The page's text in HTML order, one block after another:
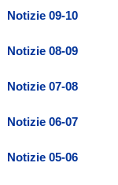
Notizie 09-10
Notizie 08-09
Notizie 07-08
Notizie 06-07
Notizie 05-06